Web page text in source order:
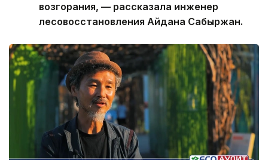
возгорания, — рассказала инженер
лесовосстановления Айдана Сабыржан.